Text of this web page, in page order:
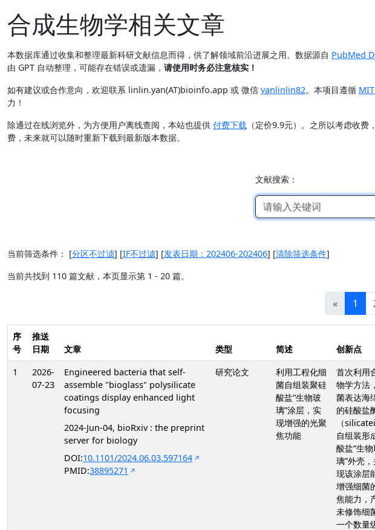
合成生物学相关文章
本数据库通过收集和整理最新科研文献信息而得，供了解领域前沿进展之用。数据源自 PubMed
由 GPT 自动整理，可能存在错误或遗漏， 请使用时务必注意核实！
如有建议或合作意向，欢迎联系 linlin.yan(AT)bioinfo.app 或 微信 yanlinlin82。本项目遵循
力！
除通过在线浏览外，为方便用户离线查阅，本站也提供 付费下载 （定价9.9元）。之所以考虑收
费，未来就可以随时重新下载到最新版本数据。
文献搜索：
当前筛选条件： [分区不过滤] [IF不过滤] [发表日期：202406-202406] [清除筛选条件]
当前共找到 110 篇文献，本页显示第 1 - 20 篇。
« 1
序
号
推送
日期
文章 类型 简述 创新点
1
2026-
07-23
Engineered bacteria that self-
assemble "bioglass" polysilicate
coatings display enhanced light
focusing
2024-Jun-04, bioRxiv : the preprint
server for biology
DOI:10.1101/2024.06.03.597164
PMID:38895271
研究论文
利用工程化细
菌自组装聚硅
酸盐“生物玻
璃”涂层，实
现增强的光聚
焦功能
首次利用
物学方法
菌表达海
的硅酸盐
（
自组装形
酸盐“生物
璃”外壳
现该涂层
增强细菌
焦能力，
未修饰细
一个数量